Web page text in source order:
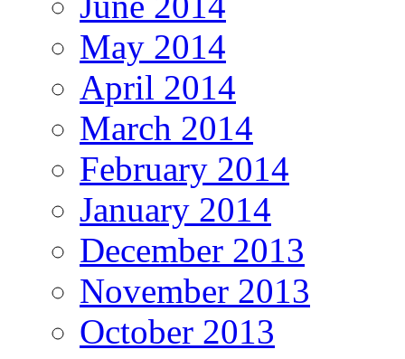
May 2014
April 2014
March 2014
February 2014
January 2014
December 2013
November 2013
October 2013